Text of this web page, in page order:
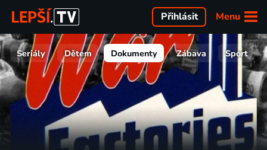
Menu
Přihlásit
Seriály Dětem Dokumenty Zábava Sport